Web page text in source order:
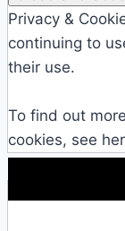
Privacy &
continuing to
their use.
To find out
cookies, see